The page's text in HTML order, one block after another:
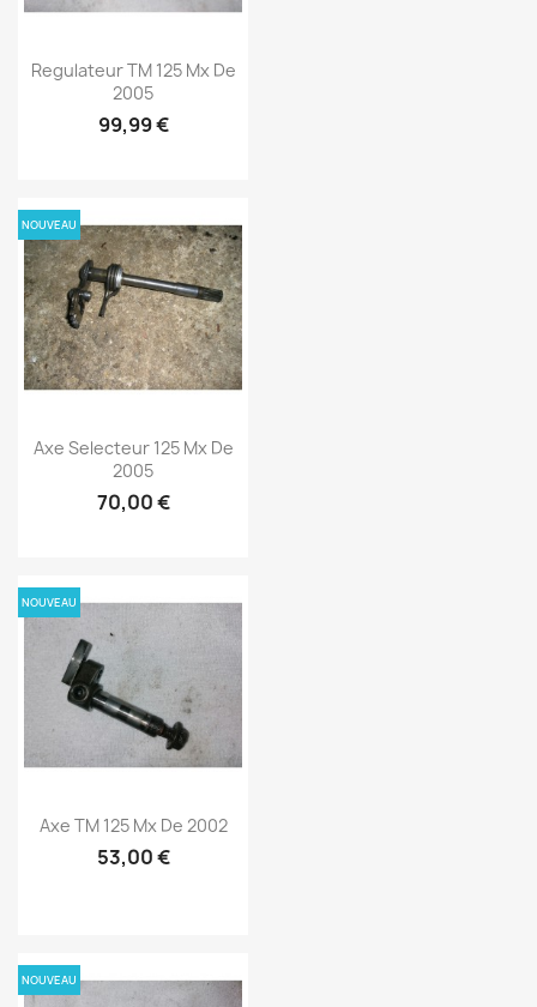
Regulateur TM 125 Mx De
2005
99,99 €
Axe Selecteur 125 Mx De
2005
70,00 €
NOUVEAU
Axe TM 125 Mx De 2002
53,00 €
NOUVEAU
NOUVEAU